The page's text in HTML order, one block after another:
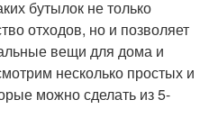
бутылок не только
отходов, но и позволяет
вещи для дома и
несколько простых и
можно сделать из 5-